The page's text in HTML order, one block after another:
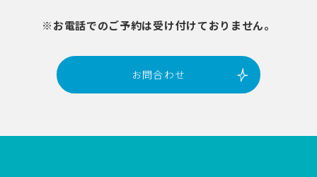
※お電話でのご予約は受け付けておりません。
お問合わせ